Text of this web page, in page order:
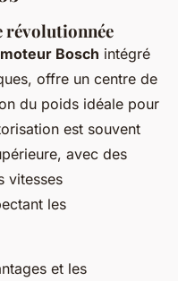
révolutionnée
moteur Bosch intégré
offre un centre de
du poids idéale pour
est souvent
avec des
vitesses
les
et les